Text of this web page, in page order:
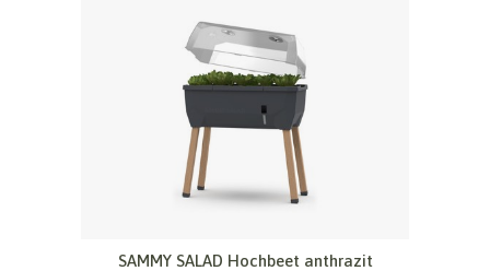
SAMMY SALAD Hochbeet anthrazit